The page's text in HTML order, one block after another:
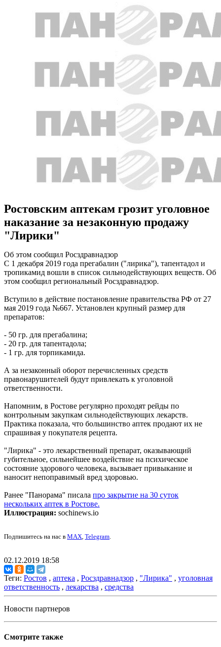
Ростовским аптекам грозит уголовное
наказание за незаконную продажу
"Лирики"
Об этом сообщил Росздравнадзор
С 1 декабря 2019 года прегабалин ("лирика"), тапентадол и
тропикамид вошли в список сильнодействующих веществ. Об
этом сообщил региональный Росздравнадзор.
Вступило в действие постановление правительства РФ от 27
мая 2019 года №667. Установлен крупный размер для
препаратов:
- 50 гр. для прегабалина;
- 20 гр. для тапентадола;
- 1 гр. для торпикамида.
А за незаконный оборот перечисленных средств
правонарушителей будут привлекать к уголовной
ответственности.
Напомним, в Ростове регулярно проходят рейды по
контрольным закупкам сильнодействующих лекарств.
Практика показала, что большинство аптек продают их не
спрашивая у покупателя рецепта.
"Лирика" - это лекарственный препарат, оказывающий
губительное, сильнейшее воздействие на психическое
состояние здорового человека, вызывает привыкание и
наносит непоправимый вред здоровью.
Ранее "Панорама" писала про закрытие на 30 суток
нескольких аптек в Ростове.
Иллюстрация: sochinews.io
Подпишитесь на нас в MAX, Telegram.
02.12.2019 18:58
Теги: Ростов , аптека , Росздравнадзор , "Лирика" , уголовная
ответственность , лекарства , средства
Новости партнеров
Смотрите также